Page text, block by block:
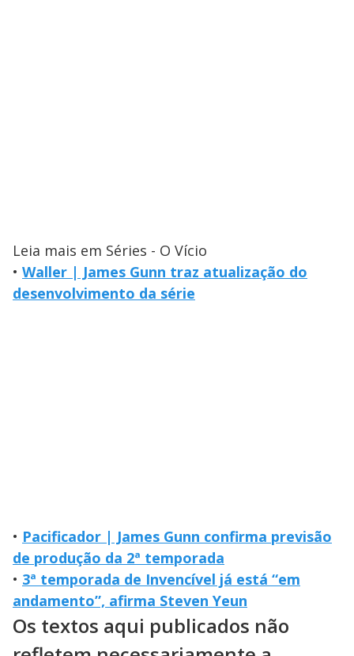
Leia mais em Séries - O Vício
• Waller | James Gunn traz atualização do
desenvolvimento da série
• Pacificador | James Gunn confirma previsão
de produção da 2ª temporada
• 3ª temporada de Invencível já está “em
andamento”, afirma Steven Yeun
Os textos aqui publicados não